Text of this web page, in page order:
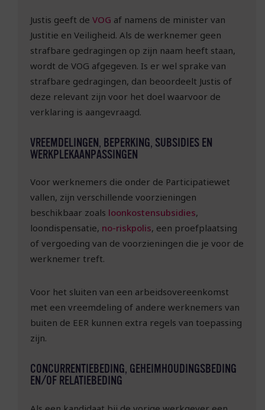
Justis geeft de VOG af namens de minister van
Justitie en Veiligheid. Als de werknemer geen
strafbare gedragingen op zijn naam heeft staan,
wordt de VOG afgegeven. Is er wel sprake van
strafbare gedragingen, dan beoordeelt Justis of
deze relevant zijn voor het doel waarvoor de
verklaring is aangevraagd.
VREEMDELINGEN, BEPERKING, SUBSIDIES EN
WERKPLEKAANPASSINGEN
Voor werknemers die onder de Participatiewet
vallen, zijn verschillende voorzieningen
beschikbaar zoals loonkostensubsidies,
loondispensatie, no-riskpolis, een proefplaatsing
of vergoeding van de voorzieningen die je voor de
werknemer treft.
Voor het sluiten van een arbeidsovereenkomst
met een vreemdeling of andere werknemers van
buiten de EER kunnen extra regels van toepassing
zijn.
CONCURRENTIEBEDING, GEHEIMHOUDINGSBEDING
EN/OF RELATIEBEDING